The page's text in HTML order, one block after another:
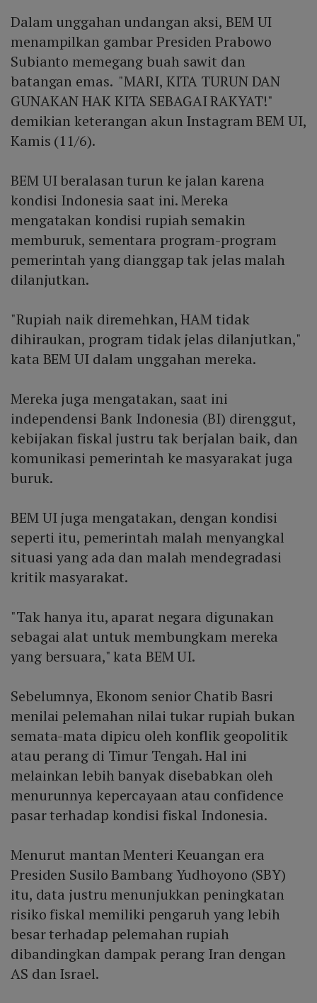
Dalam unggahan undangan aksi, BEM UI
menampilkan gambar Presiden Prabowo
Subianto memegang buah sawit dan
batangan emas. "MARI, KITA TURUN DAN
GUNAKAN HAK KITA SEBAGAI RAKYAT!"
demikian keterangan akun Instagram BEM UI,
Kamis (11/6).
BEM UI beralasan turun ke jalan karena
kondisi Indonesia saat ini. Mereka
mengatakan kondisi rupiah semakin
memburuk, sementara program-program
pemerintah yang dianggap tak jelas malah
dilanjutkan.
"Rupiah naik diremehkan, HAM tidak
dihiraukan, program tidak jelas dilanjutkan,"
kata BEM UI dalam unggahan mereka.
Mereka juga mengatakan, saat ini
independensi Bank Indonesia (BI) direnggut,
kebijakan fiskal justru tak berjalan baik, dan
komunikasi pemerintah ke masyarakat juga
buruk.
BEM UI juga mengatakan, dengan kondisi
seperti itu, pemerintah malah menyangkal
situasi yang ada dan malah mendegradasi
kritik masyarakat.
"Tak hanya itu, aparat negara digunakan
sebagai alat untuk membungkam mereka
yang bersuara," kata BEM UI.
Sebelumnya, Ekonom senior Chatib Basri
menilai pelemahan nilai tukar rupiah bukan
semata-mata dipicu oleh konflik geopolitik
atau perang di Timur Tengah. Hal ini
melainkan lebih banyak disebabkan oleh
menurunnya kepercayaan atau confidence
pasar terhadap kondisi fiskal Indonesia.
Menurut mantan Menteri Keuangan era
Presiden Susilo Bambang Yudhoyono (SBY)
itu, data justru menunjukkan peningkatan
risiko fiskal memiliki pengaruh yang lebih
besar terhadap pelemahan rupiah
dibandingkan dampak perang Iran dengan
AS dan Israel.